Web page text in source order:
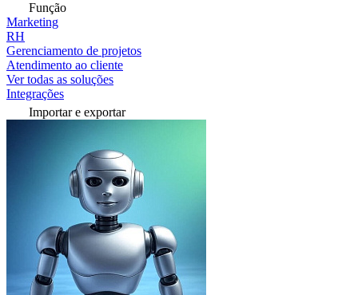
Função
Marketing
RH
Gerenciamento de projetos
Atendimento ao cliente
Ver todas as soluções
Integrações
Importar e exportar